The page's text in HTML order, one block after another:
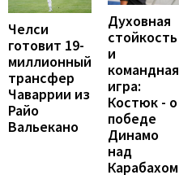
Челси
готовит 19-
миллионный
трансфер
Чаваррии из
Райо
Вальекано
Духовная
стойкость
и
командная
игра:
Костюк - о
победе
Динамо
над
Карабахом